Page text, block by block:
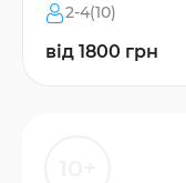
2-4(10)
від 1800 грн